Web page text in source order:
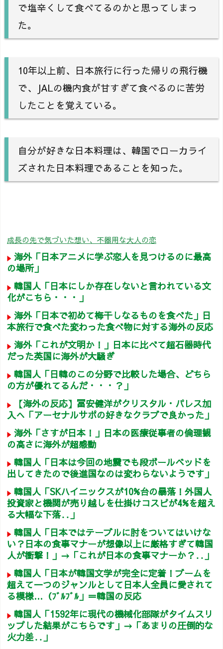
で塩辛くして食べてるのかと思ってしまっ
た。
10年以上前、日本旅行に行った帰りの飛行機
で、JALの機内食が甘すぎて食べるのに苦労
したことを覚えている。
自分が好きな日本料理は、韓国でローカライ
ズされた日本料理であることを知った。
成長の先で気づいた想い、不器用な大人の恋
海外「日本アニメに学ぶ恋人を見つけるのに最高
の場所」
韓国人「日本にしか存在しないと言われている文
化がこちら・・・」
海外「日本で初めて梅干しなるものを食べた」日
本旅行で食べた変わった食べ物に対する海外の反応
海外「これが文明か！」日本に比べて超石器時代
だった英国に海外が大騒ぎ
韓国人「日韓のこの分野で比較した場合、どちら
の方が優れてるんだ・・・？」
【海外の反応】冨安健洋がクリスタル・パレス加
入へ「アーセナルサポの好きなクラブで良かった」
海外「さすが日本！」日本の医療従事者の倫理観
の高さに海外が超感動
韓国人「日本は今回の地震でも段ボールベッドを
出してきたので後進国なのは変わらないようです」
韓国人「SKハイニックスが10%台の暴落！外国人
投資家と機関が売り越しを仕掛けコスピが4%を超え
る大幅な下落‥」
韓国人「日本ではテーブルに肘をついてはいけな
い？日本の食事マナーが想像以上に厳格すぎて韓国
人が衝撃！」→「これが日本の食事マナーか？‥」
韓国人「日本が韓国文学が完全に定着！ブームを
超えて一つのジャンルとして日本人全員に愛されて
る模様…（ﾌﾞﾙﾌﾞﾙ」＝韓国の反応
韓国人「1592年に現代の機械化部隊がタイムスリ
ップした結果がこちらです」→「あまりの圧倒的な
火力差‥」